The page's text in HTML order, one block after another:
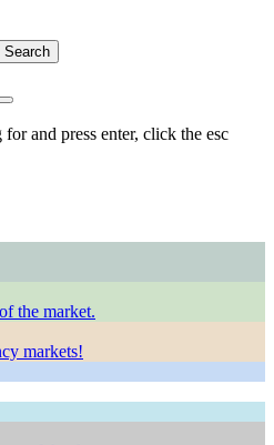
Search
and press enter, click the esc
the market.
markets!